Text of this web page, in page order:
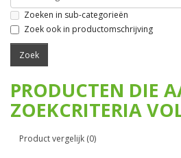
Zoeken in sub-categorieën
Zoek ook in productomschrijving
PRODUCTEN DIE
ZOEKCRITERIA
Product vergelijk (0)